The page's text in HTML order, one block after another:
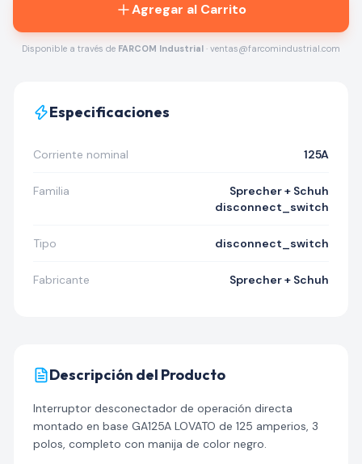
Agregar al Carrito
Disponible a través de FARCOM Industrial · ventas@farcomindustrial.com
Especificaciones
Corriente nominal 125A
Familia
Sprecher + Schuh
disconnect_switch
Tipo disconnect_switch
Fabricante Sprecher + Schuh
Descripción del Producto
Interruptor desconectador de operación directa
montado en base GA125A LOVATO de 125 amperios, 3
polos, completo con manija de color negro.